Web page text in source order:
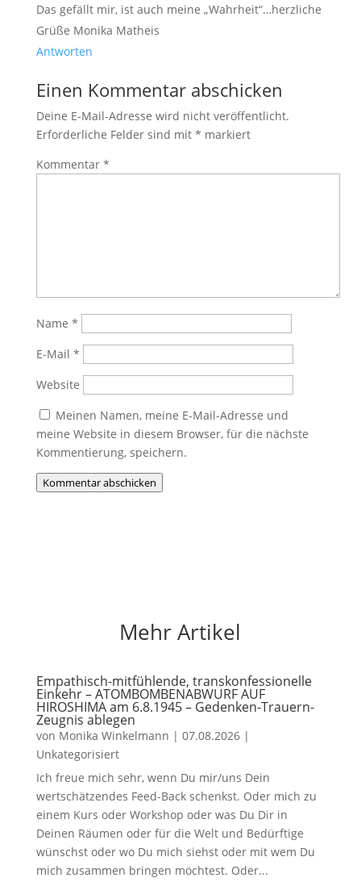
Das gefällt mir, ist auch meine „Wahrheit“…herzliche
Grüße Monika Matheis
Antworten
Einen Kommentar abschicken
Deine E-Mail-Adresse wird nicht veröffentlicht.
Erforderliche Felder sind mit * markiert
Kommentar *
Name *
E-Mail *
Website
Meinen Namen, meine E-Mail-Adresse und
meine Website in diesem Browser, für die nächste
Kommentierung, speichern.
Kommentar abschicken
Mehr Artikel
Empathisch-mitfühlende, transkonfessionelle
Einkehr – ATOMBOMBENABWURF AUF
HIROSHIMA am 6.8.1945 – Gedenken-Trauern-
Zeugnis ablegen
von Monika Winkelmann | 07.08.2026|
Unkategorisiert
Ich freue mich sehr, wenn Du mir/uns Dein
wertschätzendes Feed-Back schenkst. Oder mich zu
einem Kurs oder Workshop oder was Du Dir in
Deinen Räumen oder für die Welt und Bedürftige
wünschst oder wo Du mich siehst oder mit wem Du
mich zusammen bringen möchtest. Oder...